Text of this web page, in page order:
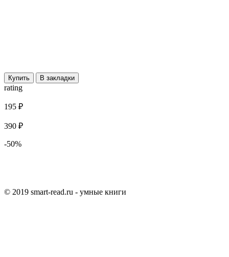
Купить В закладки
rating
195 ₽
390 ₽
-50%
© 2019 smart-read.ru - умные книги